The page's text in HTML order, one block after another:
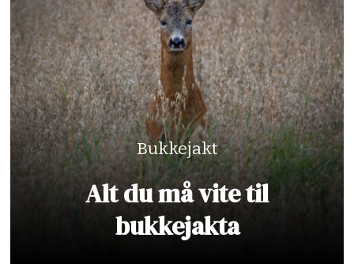
Bukkejakt
Alt du må vite til
bukkejakta